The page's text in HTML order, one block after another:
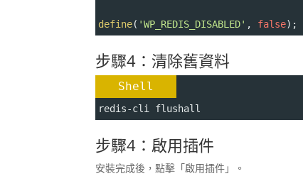
define( 'WP_REDIS_DISABLED' , false);
步驟4：清除舊資料
Shell
redis-cli flushall
步驟4：啟用插件
安裝完成後，點擊「啟用插件」。